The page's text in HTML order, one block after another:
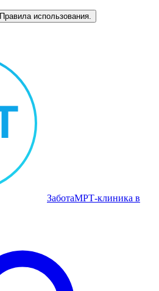
Правила использования.
ЗаботаМРТ‑клиника в